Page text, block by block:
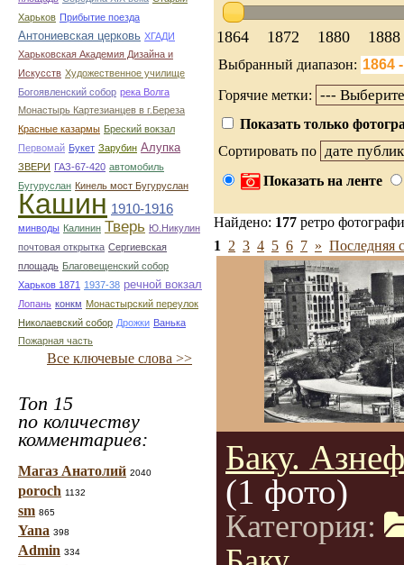
Харьков Прибытие поезда
Антониевская церковь ХГАДИ
Харьковская Академия Дизайна и
Искусств Художественное училище
Богоявленский собор река Волга
Монастырь Картезианцев в г.Береза
Красные казармы Бреский вокзал
Первомай Букет Зарубин Алупка
ЗВЕРИ ГАЗ-67-420 автомобиль
Бугуруслан Кинель мост Бугуруслан
Кашин 1910-1916
минводы Калинин Тверь Ю.Никулин
почтовая открытка Сергиевская
площадь Благовещенский собор
Харьков 1871 1937-38 речной вокзал
Лопань конкм Монастырский переулок
Николаевский собор Дрожки Ванька
Пожарная часть
Все ключевые слова >>
Топ 15
по количеству
комментариев:
Магаз Анатолий 2040
poroch 1132
sm 865
Yana 398
Admin 334
1864 1872 1880 1888
Выбранный диапазон:
Горячие метки:
Показать только
Сортировать по
Показать на ленте
Найдено: 177 ретро
1
2 3 4 5 6 7 » Последняя
Баку.
(1 фото)
Категория: